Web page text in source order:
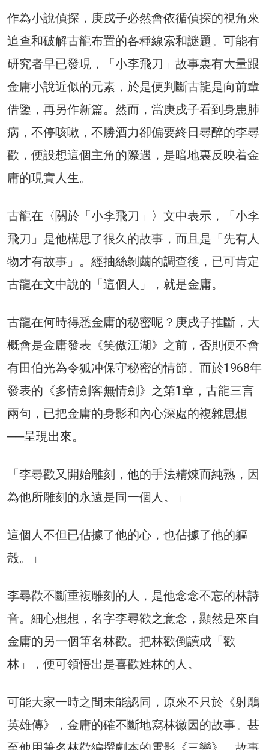
作為小說偵探，庚戌子必然會依循偵探的視角來
追查和破解古龍布置的各種線索和謎題。可能有
研究者早已發現，「小李飛刀」故事裏有大量跟
金庸小說近似的元素，於是便判斷古龍是向前輩
借鑒，再另作新篇。然而，當庚戌子看到身患肺
病，不停咳嗽，不勝酒力卻偏要終日尋醉的李尋
歡，便設想這個主角的際遇，是暗地裏反映着金
庸的現實人生。
古龍在〈關於「小李飛刀」〉文中表示，「小李
飛刀」是他構思了很久的故事，而且是「先有人
物才有故事」。經抽絲剝繭的調查後，已可肯定
古龍在文中說的「這個人」，就是金庸。
古龍在何時得悉金庸的秘密呢？庚戌子推斷，大
概會是金庸發表《笑傲江湖》之前，否則便不會
有田伯光為令狐冲保守秘密的情節。而於1968年
發表的《多情劍客無情劍》之第1章，古龍三言
兩句，已把金庸的身影和內心深處的複雜思想
──呈現出來。
「李尋歡又開始雕刻，他的手法精煉而純熟，因
為他所雕刻的永遠是同一個人。」
這個人不但已佔據了他的心，也佔據了他的軀
殻。」
李尋歡不斷重複雕刻的人，是他念念不忘的林詩
音。細心想想，名字李尋歡之意念，顯然是來自
金庸的另一個筆名林歡。把林歡倒讀成「歡
林」，便可領悟出是喜歡姓林的人。
可能大家一時之間未能認同，原來不只於《射鵰
英雄傳》，金庸的確不斷地寫林徽因的故事。甚